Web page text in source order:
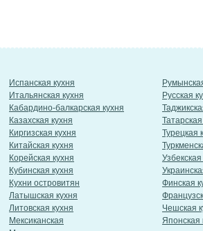
Испанская кухня
Итальянская кухня
Кабардино-балкарская кухня
Казахская кухня
Киргизская кухня
Китайская кухня
Корейская кухня
Кубинская кухня
Кухни островитян
Латышская кухня
Литовская кухня
Мексиканская
Русская
Турецкая
Узбекская
Финская
Чешская
Японская